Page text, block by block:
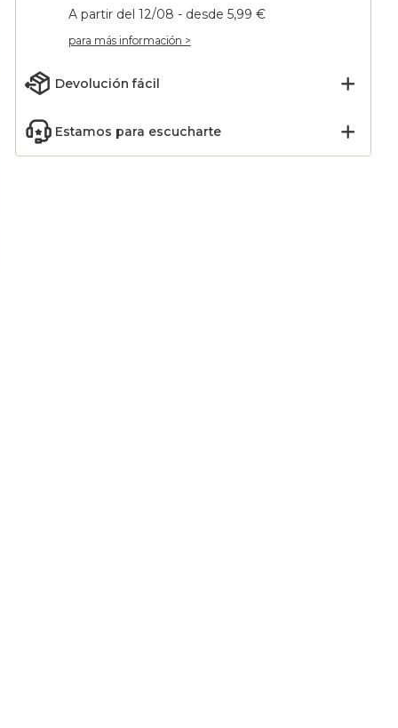
A partir del 12/08 - desde 5,99 €
para más información >
Devolución fácil
Estamos para escucharte